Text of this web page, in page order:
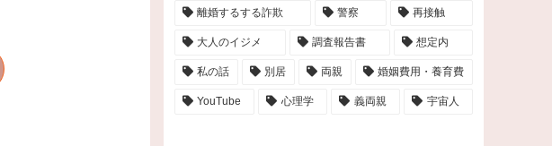
離婚するする詐欺 警察 再接触
大人のイジメ 調査報告書 想定内
私の話 別居 両親 婚姻費用・養育費
YouTube 心理学 義両親 宇宙人